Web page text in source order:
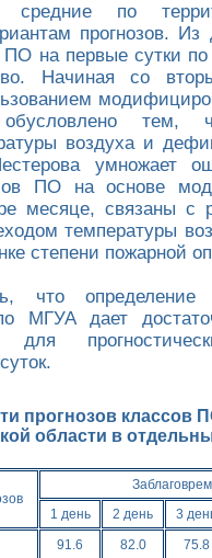
по
прогнозов.
ПО на первые сутки
Начиная со
обусловлено тем,
воздуха и
умножает
ПО на основе
месяце, связаны с
температуры
степени пожарной
что определение
МГУА дает
для
прогнозов классов
области в
1 день
2 день 3
91.6 82.0 75.8